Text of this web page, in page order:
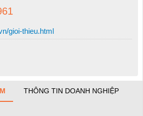
gioi-thieu.html
THÔNG TIN DOANH NGHIỆP